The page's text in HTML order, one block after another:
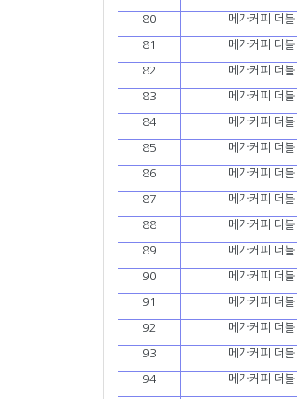
80 메가커피 더
81 메가커피 더
82 메가커피 더
83 메가커피 더
84 메가커피 더
85 메가커피 더
86 메가커피 더
87 메가커피 더
88 메가커피 더
89 메가커피 더
90 메가커피 더
91 메가커피 더
92 메가커피 더
93 메가커피 더
94 메가커피 더